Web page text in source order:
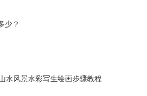
少？
水风景水彩写生绘画步骤教程